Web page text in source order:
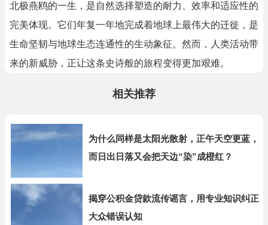
北极燕鸥的一生，是自然选择塑造的耐力、效率和适应性的
完美体现。它们年复一年地完成着地球上最伟大的迁徙，是
生命坚韧与地球生态连通性的生动象征。然而，人类活动带
来的新威胁，正让这条史诗般的旅程变得更加艰难。
相关推荐
为什么同样是太阳光散射，正午天空更蓝，
而日出日落又会把天边“染”成橙红？
揭穿公积金贷款流传谣言，用专业知识纠正
大众错误认知